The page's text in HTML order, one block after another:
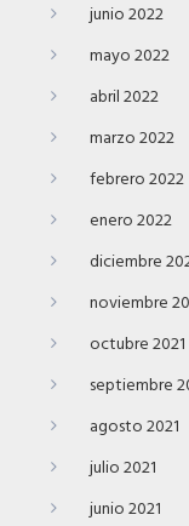
junio 2022
mayo 2022
abril 2022
marzo 2022
febrero 2022
enero 2022
diciembre
noviembre
octubre 2021
septiembre
agosto 2021
julio 2021
junio 2021